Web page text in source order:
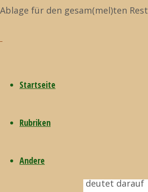
Ablage für den gesam(mel)ten Rest
Startseite
Rubriken
Andere
deutet darauf